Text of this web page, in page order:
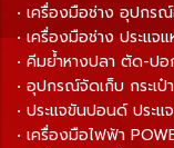
• เครื่องมือช่าง อุปกร
• เครื่องมือช่าง ประแจ
• คีมย้ำหางปลา ตัด-ปอ
• อุปกรณ์จัดเก็บ กระเ
• ประแจขันปอนด์ ประ
• เครื่องมือไฟฟ้า